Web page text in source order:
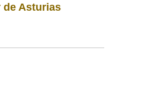
de Asturias